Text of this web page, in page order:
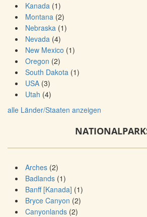
Kanada (1)
Montana (2)
Nebraska (1)
Nevada (4)
New Mexico (1)
Oregon (2)
South Dakota (1)
USA (3)
Utah (4)
alle Länder/Staaten anzeigen
Arches (2)
Badlands (1)
Banff [Kanada] (1)
Bryce Canyon (2)
Canyonlands (2)